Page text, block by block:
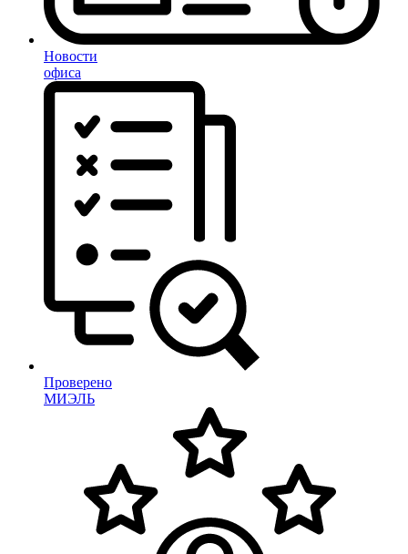
Новости
офиса
Проверено
МИЭЛЬ